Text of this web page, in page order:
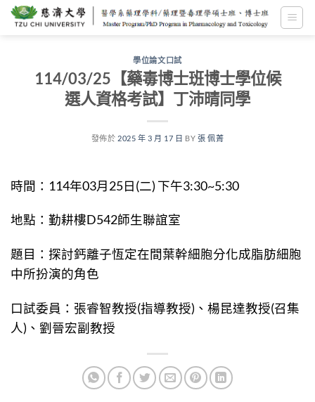
學位論文口試
114/03/25【藥毒博士班博士學位候
選人資格考試】丁沛晴同學
發佈於 2025 年 3 月 17 日 BY 張 佩菁
時間：114年03月25日(二) 下午3:30~5:30
地點：勤耕樓D542師生聯誼室
題目：探討鈣離子恆定在間葉幹細胞分化成脂肪細胞
中所扮演的角色
口試委員：張睿智教授(指導教授)、楊昆達教授(召集
人)、劉晉宏副教授